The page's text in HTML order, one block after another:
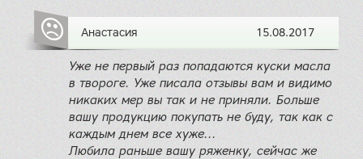
Анастасия 15.08.2017
Уже не первый раз попадаются куски масла
в твороге. Уже писала отзывы вам и видимо
никаких мер вы так и не приняли. Больше
вашу продукцию покупать не буду, так как с
каждым днем все хуже...
Любила раньше вашу ряженку, сейчас же